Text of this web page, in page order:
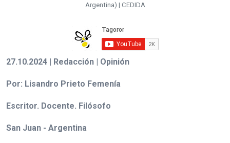
Argentina) | CEDIDA
27.10.2024 | Redacción | Opinión
Por: Lisandro Prieto Femenía
Escritor. Docente. Filósofo
San Juan - Argentina